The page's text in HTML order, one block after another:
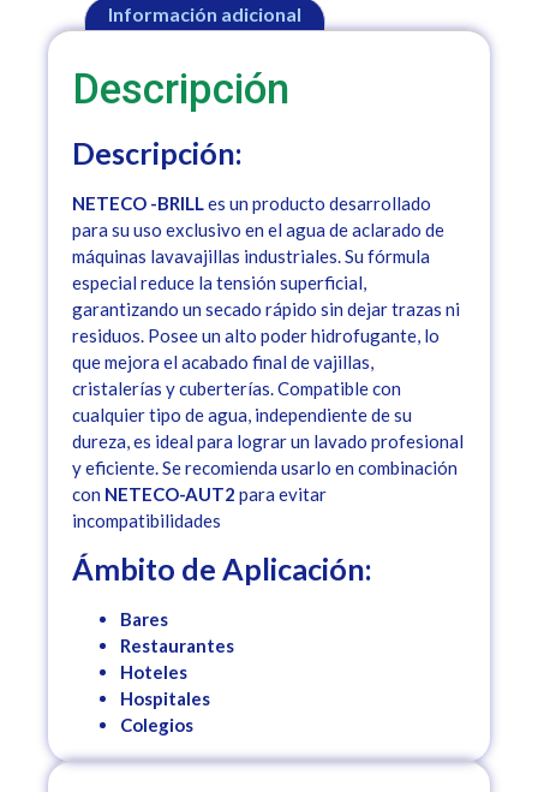
Información adicional
Descripción
Descripción:
NETECO -BRILLes un producto desarrollado
para su uso exclusivo en el agua de aclarado de
máquinas lavavajillas industriales. Su fórmula
especial reduce la tensión superficial,
garantizando un secado rápido sin dejar trazas ni
residuos. Posee un alto poder hidrofugante, lo
que mejora el acabado final de vajillas,
cristalerías y cuberterías. Compatible con
cualquier tipo de agua, independiente de su
dureza, es ideal para lograr un lavado profesional
y eficiente. Se recomienda usarlo en combinación
con NETECO-AUT2 para evitar
incompatibilidades
Ámbito de Aplicación:
Bares
Restaurantes
Hoteles
Hospitales
Colegios